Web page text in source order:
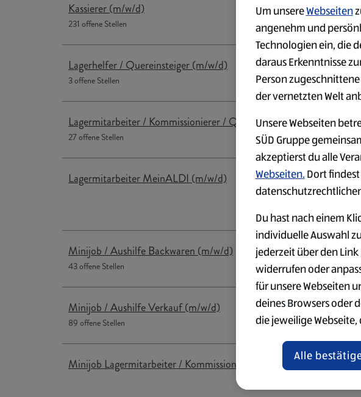
Kassierer (m/w/d)
231 offene Stellen
Lagerhelfer / Quereinsteiger (m/w/d)
3 offene Stellen
Lagermitarbeiter / Kommissionierer / Quereinsteiger (m/w/d)
27 offene Stellen
Lagermitarbeiter MeinALDI (m/w/d)
Minijob / Aushilfe Backwaren (m/w/d)
43 offene Stellen
Minijob / Aushilfe Verkauf (m/w/d)
89 offene Stellen
Minijob Lagermitarbeiter / Kommissionierer (m/w/d)
Um unsereWebseiten
angenehm und
Technologien ein, die
daraus Erkenntnisse
Person
der vernetzten Welt
Unsere Webseiten
SÜD Gruppe
akzeptierst du alle
Webseiten.Dort
Du hast nach einem
individuelle Auswahl
jederzeit über den
widerrufen oder
für unsere Webseiten
deines Browsers oder
die jeweilige
geschlossen und
Weitere
Alle